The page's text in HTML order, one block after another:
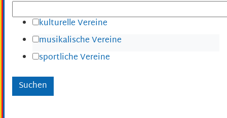
kulturelle Vereine
musikalische Vereine
sportliche Vereine